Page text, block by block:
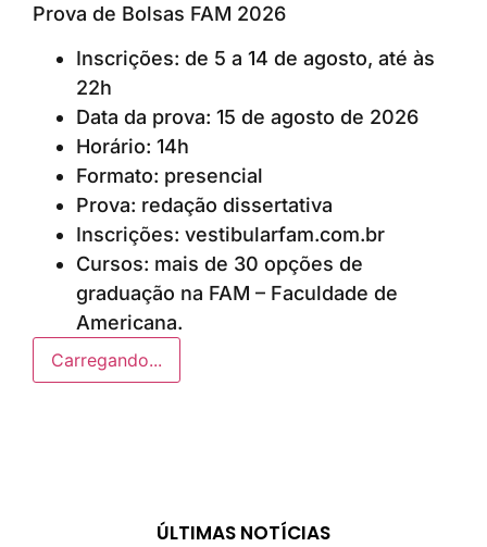
ÚLTIMAS NOTÍCIAS
Prova de Bolsas FAM 2026
Inscrições: de 5 a 14 de agosto, até às
22h
Data da prova: 15 de agosto de 2026
Horário: 14h
Formato: presencial
Prova: redação dissertativa
Inscrições: vestibularfam.com.br
Cursos: mais de 30 opções de
graduação na FAM – Faculdade de
Americana.
Carregando...